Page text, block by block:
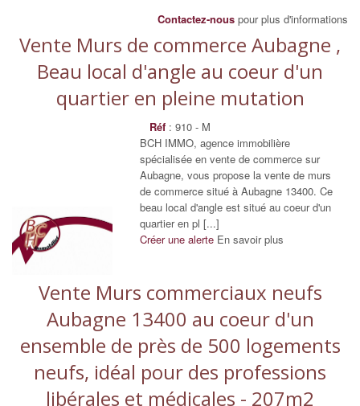
Contactez-nous pour plus d'informations
Vente Murs de commerce Aubagne ,
Beau local d'angle au coeur d'un
quartier en pleine mutation
Réf : 910 - M
BCH IMMO, agence immobilière
spécialisée en vente de commerce sur
Aubagne, vous propose la vente de murs
de commerce situé à Aubagne 13400. Ce
beau local d'angle est situé au coeur d'un
quartier en pl [...]
Créer une alerte En savoir plus
Vente Murs commerciaux neufs
Aubagne 13400 au coeur d'un
ensemble de près de 500 logements
neufs, idéal pour des professions
libérales et médicales - 207m2